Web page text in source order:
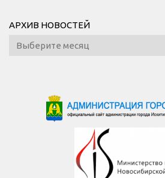
АРХИВ НОВОСТЕЙ
Архив
новостей